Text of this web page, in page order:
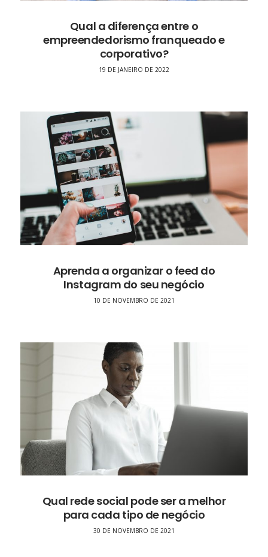
Qual a diferença entre o
empreendedorismo franqueado e
corporativo?
19 DE JANEIRO DE 2022
Aprenda a organizar o feed do
Instagram do seu negócio
10 DE NOVEMBRO DE 2021
Qual rede social pode ser a melhor
para cada tipo de negócio
30 DE NOVEMBRO DE 2021